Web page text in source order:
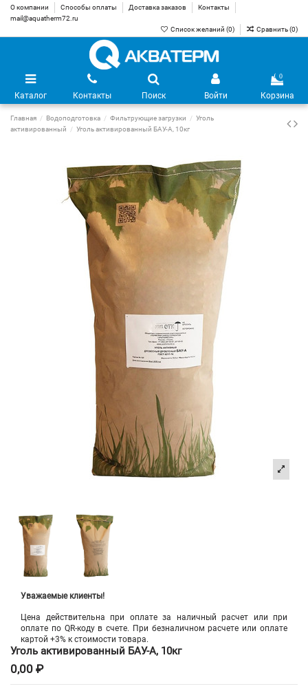
О компании Способы оплаты Доставка заказов
Контакты
mail@aquatherm72.ru
Список желаний (0) Сравнить (0)
Каталог Контакты Поиск Войти
0
Корзина
Главная Водоподготовка Фильтрующие загрузки
Уголь
активированный
Уголь активированный БАУ-А, 10кг
Уважаемые клиенты!
Цена действительна при оплате за наличный расчет или при
оплате по QR-коду в счете. При безналичном расчете или оплате
картой +3% к стоимости товара.
Уголь активированный БАУ-А, 10кг
0,00 ₽